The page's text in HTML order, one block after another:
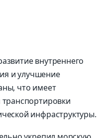
внутреннего
и улучшение
что имеет
транспортировки
инфраструктуры.